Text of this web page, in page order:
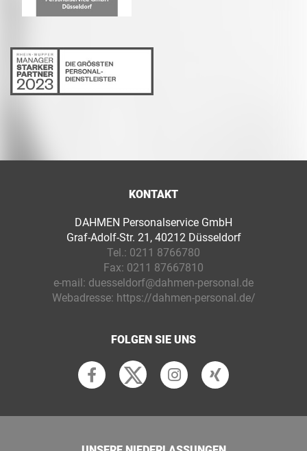
KONTAKT
DAHMEN Personalservice GmbH
Graf-Adolf-Str. 21, 40212 Düsseldorf
Tel.: 0211 8766780
Fax: 0211 87667810
e-mail: duesseldorf@dahmen-personal.de
Webadresse: https://dahmen-personal.de/
FOLGEN SIE UNS